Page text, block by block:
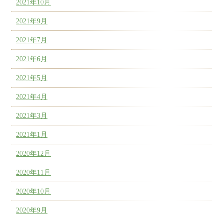
2021年10月
2021年9月
2021年7月
2021年6月
2021年5月
2021年4月
2021年3月
2021年1月
2020年12月
2020年11月
2020年10月
2020年9月